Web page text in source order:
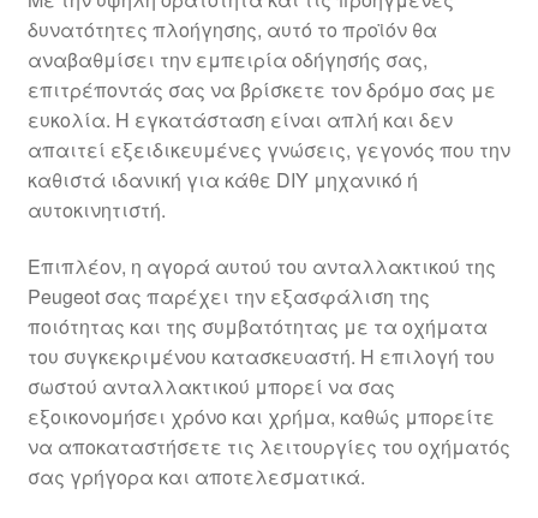
Παγκόσμια αποστολή
Παράπονα
πληρωμές
Πολιτική Απορρήτου
Σχετικά με εμάς
δυνατότητες πλοήγησης, αυτό το προϊόν θα
αναβαθμίσει την εμπειρία οδήγησής σας,
επιτρέποντάς σας να βρίσκετε τον δρόμο σας με
ευκολία. Η εγκατάσταση είναι απλή και δεν
απαιτεί εξειδικευμένες γνώσεις, γεγονός που την
καθιστά ιδανική για κάθε DIY μηχανικό ή
αυτοκινητιστή.
Επιπλέον, η αγορά αυτού του ανταλλακτικού της
Peugeot σας παρέχει την εξασφάλιση της
ποιότητας και της συμβατότητας με τα οχήματα
του συγκεκριμένου κατασκευαστή. Η επιλογή του
σωστού ανταλλακτικού μπορεί να σας
εξοικονομήσει χρόνο και χρήμα, καθώς μπορείτε
να αποκαταστήσετε τις λειτουργίες του οχήματός
σας γρήγορα και αποτελεσματικά.